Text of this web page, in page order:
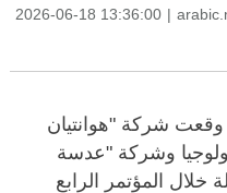
2026-06-18 13:36:00 |
2026 (شينخوا) وقعت شركة "هوانتيان
وشركة "عدسة
خلال المؤتمر الرابع